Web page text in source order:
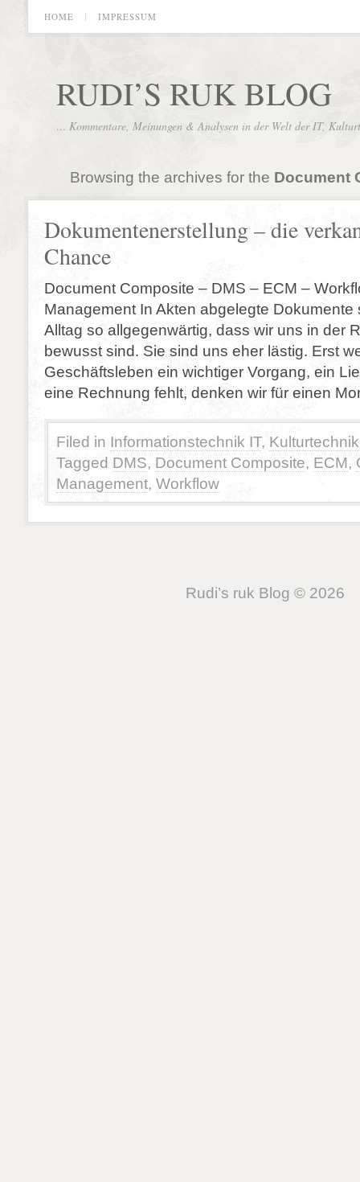
HOME IMPRESSUM
RUDI’S RUK BLOG
… Kommentare, Meinungen & Analysen in der Welt der IT,
Browsing the archives for the Document
Dokumentenerstellung – die
Chance
Document Composite – DMS – ECM –
Management In Akten abgelegte Dokumente
Alltag so allgegenwärtig, dass wir uns in der
bewusst sind. Sie sind uns eher lästig. Erst
Geschäftsleben ein wichtiger Vorgang, ein
eine Rechnung fehlt, denken wir für einen
Filed in Informationstechnik IT, Kulturtechnik
Tagged DMS, Document Composite, ECM,
Management, Workflow
Rudi’s ruk Blog © 2026